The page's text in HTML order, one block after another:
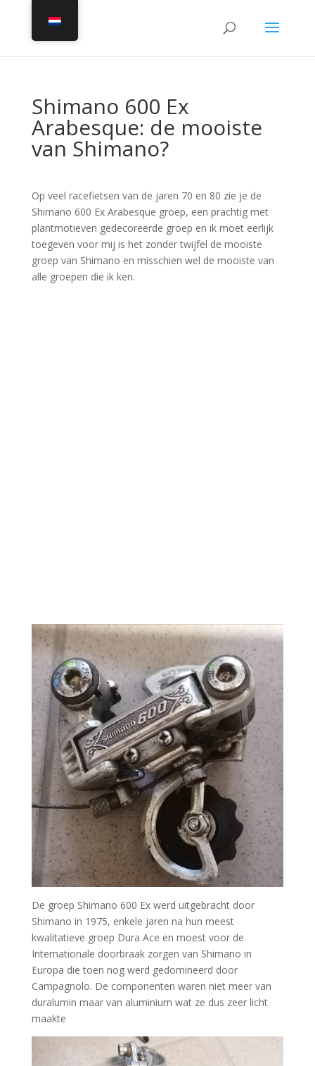
Shimano 600 Ex
Arabesque: de mooiste
van Shimano?
Op veel racefietsen van de jaren 70 en 80 zie je de
Shimano 600 Ex Arabesque groep, een prachtig met
plantmotieven gedecoreerde groep en ik moet eerlijk
toegeven voor mij is het zonder twijfel de mooiste
groep van Shimano en misschien wel de mooiste van
alle groepen die ik ken.
De groep Shimano 600 Ex werd uitgebracht door
Shimano in 1975, enkele jaren na hun meest
kwalitatieve groep Dura Ace en moest voor de
Internationale doorbraak zorgen van Shimano in
Europa die toen nog werd gedomineerd door
Campagnolo. De componenten waren niet meer van
duralumin maar van aluminium wat ze dus zeer licht
maakte